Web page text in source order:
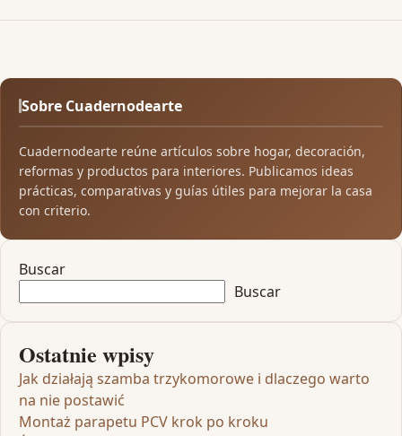
Sobre Cuadernodearte
Cuadernodearte reúne artículos sobre hogar, decoración,
reformas y productos para interiores. Publicamos ideas
prácticas, comparativas y guías útiles para mejorar la casa
con criterio.
Buscar
Buscar
Ostatnie wpisy
Jak działają szamba trzykomorowe i dlaczego warto
na nie postawić
Montaż parapetu PCV krok po kroku